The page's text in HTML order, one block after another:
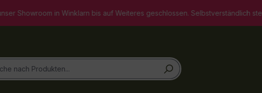
bis auf Weiteres geschlossen. Selbstverständlich stehen wir Ihnen weiterhin